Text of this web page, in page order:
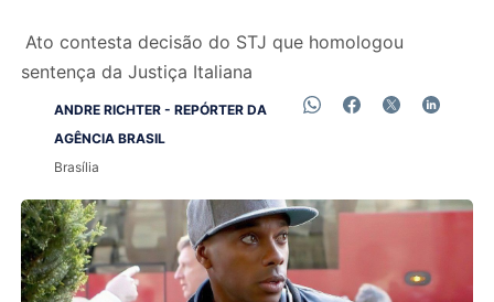
Ato contesta decisão do STJ que homologou
sentença da Justiça Italiana
ANDRE RICHTER - REPÓRTER DA
AGÊNCIA BRASIL
Brasília